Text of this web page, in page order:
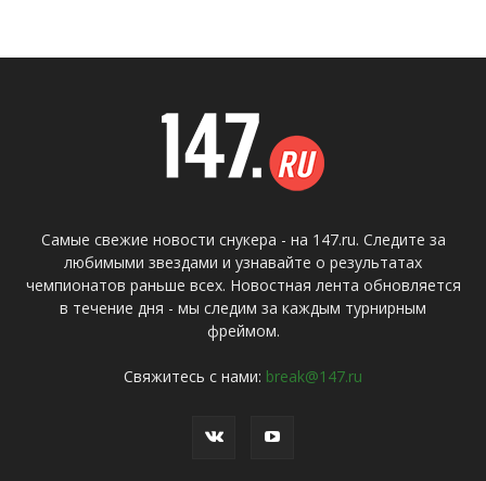
Самые свежие новости снукера - на 147.ru. Следите за
любимыми звездами и узнавайте о результатах
чемпионатов раньше всех. Новостная лента обновляется
в течение дня - мы следим за каждым турнирным
фреймом.
Свяжитесь с нами: break@147.ru